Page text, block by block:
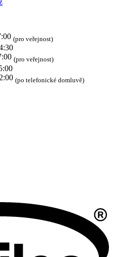
(pro veřejnost)
(pro veřejnost)
(po telefonické domluvě)